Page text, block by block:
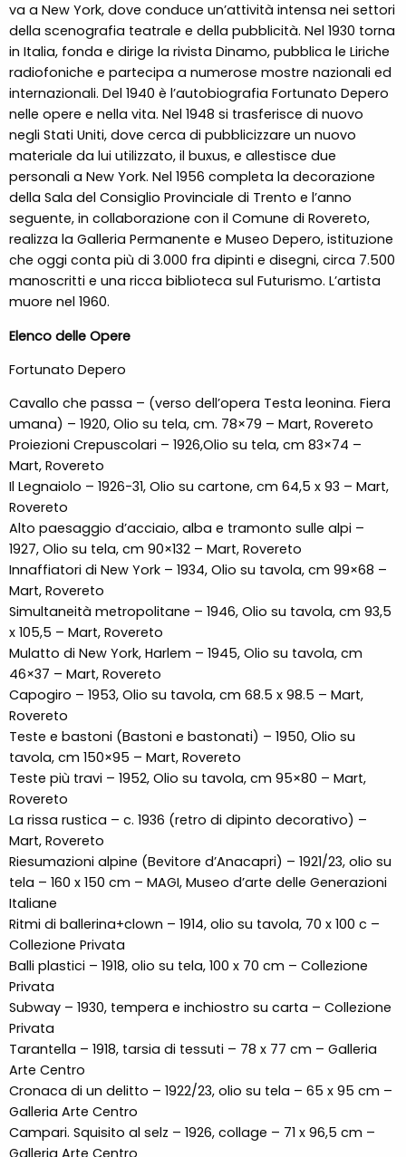
va a New York, dove conduce un’attività intensa nei settori
della scenografia teatrale e della pubblicità. Nel 1930 torna
in Italia, fonda e dirige la rivista Dinamo, pubblica le Liriche
radiofoniche e partecipa a numerose mostre nazionali ed
internazionali. Del 1940 è l’autobiografia Fortunato Depero
nelle opere e nella vita. Nel 1948 si trasferisce di nuovo
negli Stati Uniti, dove cerca di pubblicizzare un nuovo
materiale da lui utilizzato, il buxus, e allestisce due
personali a New York. Nel 1956 completa la decorazione
della Sala del Consiglio Provinciale di Trento e l’anno
seguente, in collaborazione con il Comune di Rovereto,
realizza la Galleria Permanente e Museo Depero, istituzione
che oggi conta più di 3.000 fra dipinti e disegni, circa 7.500
manoscritti e una ricca biblioteca sul Futurismo. L’artista
muore nel 1960.
Elenco delle Opere
Fortunato Depero
Cavallo che passa – (verso dell’opera Testa leonina. Fiera
umana) – 1920, Olio su tela, cm. 78×79 – Mart, Rovereto
Proiezioni Crepuscolari – 1926,Olio su tela, cm 83×74 –
Mart, Rovereto
Il Legnaiolo – 1926-31, Olio su cartone, cm 64,5 x 93 – Mart,
Rovereto
Alto paesaggio d’acciaio, alba e tramonto sulle alpi –
1927, Olio su tela, cm 90×132 – Mart, Rovereto
Innaffiatori di New York – 1934, Olio su tavola, cm 99×68 –
Mart, Rovereto
Simultaneità metropolitane – 1946, Olio su tavola, cm 93,5
x 105,5 – Mart, Rovereto
Mulatto di New York, Harlem – 1945, Olio su tavola, cm
46×37 – Mart, Rovereto
Capogiro – 1953, Olio su tavola, cm 68.5 x 98.5 – Mart,
Rovereto
Teste e bastoni (Bastoni e bastonati) – 1950, Olio su
tavola, cm 150×95 – Mart, Rovereto
Teste più travi – 1952, Olio su tavola, cm 95×80 – Mart,
Rovereto
La rissa rustica – c. 1936 (retro di dipinto decorativo) –
Mart, Rovereto
Riesumazioni alpine (Bevitore d’Anacapri) – 1921/23, olio su
tela – 160 x 150 cm – MAGI, Museo d’arte delle Generazioni
Italiane
Ritmi di ballerina+clown – 1914, olio su tavola, 70 x 100 c –
Collezione Privata
Balli plastici – 1918, olio su tela, 100 x 70 cm – Collezione
Privata
Subway – 1930, tempera e inchiostro su carta – Collezione
Privata
Tarantella – 1918, tarsia di tessuti – 78 x 77 cm – Galleria
Arte Centro
Cronaca di un delitto – 1922/23, olio su tela – 65 x 95 cm –
Galleria Arte Centro
Campari. Squisito al selz – 1926, collage – 71 x 96,5 cm –